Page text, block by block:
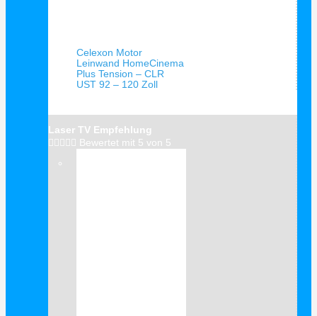
Celexon Motor
Leinwand HomeCinema
Plus Tension – CLR
UST 92 – 120 Zoll
Laser TV Empfehlung
     Bewertet mit 5 von 5